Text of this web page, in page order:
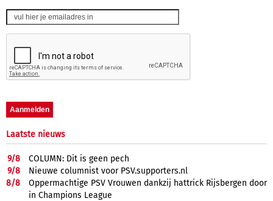
Laatste nieuws
9/8
COLUMN: Dit is geen pech
9/8
Nieuwe columnist voor PSV.supporters.nl
8/8
Oppermachtige PSV Vrouwen dankzij hattrick Rijsbergen door
in Champions League